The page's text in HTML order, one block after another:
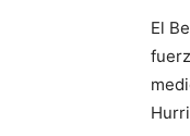
El